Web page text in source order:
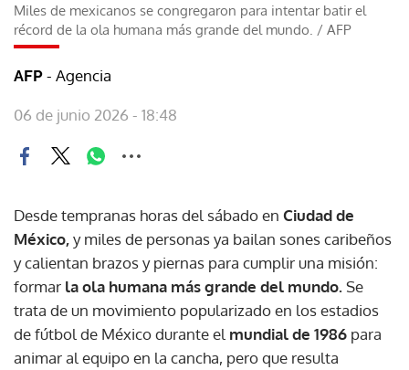
Miles de mexicanos se congregaron para intentar batir el
récord de la ola humana más grande del mundo. / AFP
AFP - Agencia
06 de junio 2026 - 18:48
Desde tempranas horas del sábado en Ciudad de
México,y miles de personas ya bailan sones caribeños
y calientan brazos y piernas para cumplir una misión:
formar la ola humana más grande del mundo.Se
trata de un movimiento popularizado en los estadios
de fútbol de México durante el mundial de 1986 para
animar al equipo en la cancha, pero que resulta